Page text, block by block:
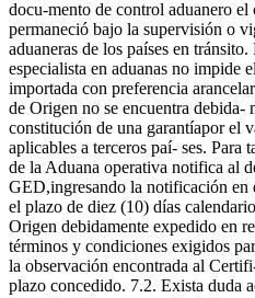
docu-mento de control aduanero el
permaneció bajo la supervisión o
aduaneras de los países en
especialista en aduanas no impide
importada con preferencia
de Origen no se encuentra debida-
constitución de una garantíapor el
aplicables a terceros paí- ses. Para
de la Aduana operativa notifica al
GED,ingresando la notificación en
el plazo de diez (10) días
Origen debidamente expedido en
términos y condiciones exigidos
la observación encontrada al
plazo concedido. 7.2. Exista duda